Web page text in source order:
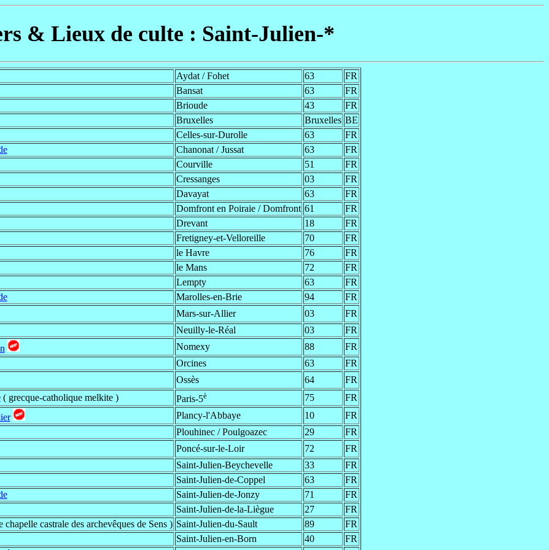
& Lieux de culte : Saint-Julien-*
Aydat / Fohet 63
FR
Bansat 63
FR
Brioude 43
FR
Bruxelles Bruxelles BE
Celles-sur-Durolle 63
FR
Chanonat / Jussat 63
FR
Courville 51
FR
Cressanges 03
FR
Davayat 63
FR
Domfront en Poiraie / Domfront 61
FR
Drevant 18
FR
Fretigney-et-Velloreille 70
FR
le Havre 76
FR
le Mans 72
FR
Lempty 63
FR
Marolles-en-Brie 94
FR
Mars-sur-Allier 03
FR
Neuilly-le-Réal 03
FR
Nomexy 88
FR
Orcines 63
FR
Ossès 64
FR
( grecque-catholique melkite ) Paris-5è 75
FR
Plancy-l'Abbaye 10
FR
Plouhinec / Poulgoazec 29
FR
Poncé-sur-le-Loir 72
FR
Saint-Julien-Beychevelle 33
FR
Saint-Julien-de-Coppel 63
FR
Saint-Julien-de-Jonzy 71
FR
Saint-Julien-de-la-Liègue 27
FR
chapelle castrale des archevêques de Sens ) Saint-Julien-du-Sault 89
FR
Saint-Julien-en-Born 40
FR